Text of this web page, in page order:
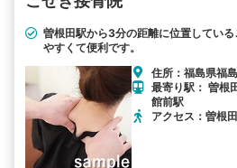
曽根田駅から3分の距離に位置してい
やすくて便利です。
住所：福島県福
最寄り駅： 曽根
館前駅
アクセス：曽根